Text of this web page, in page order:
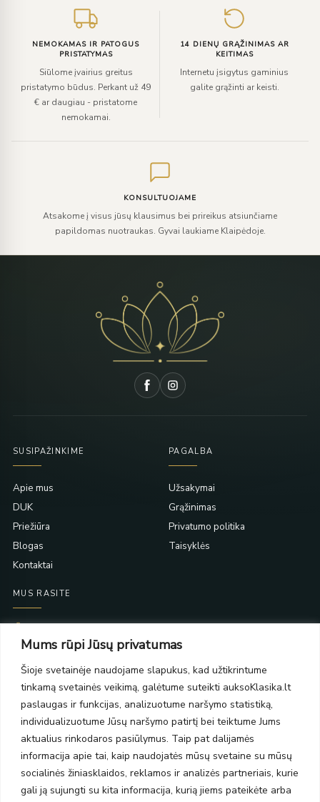
Mums rūpi Jūsų privatumas
Šioje svetainėje naudojame slapukus, kad užtikrintume
tinkamą svetainės veikimą, galėtume suteikti auksoKlasika.lt
paslaugas ir funkcijas, analizuotume naršymo statistiką,
individualizuotume Jūsų naršymo patirtį bei teiktume Jums
aktualius rinkodaros pasiūlymus. Taip pat dalijamės
informacija apie tai, kaip naudojatės mūsų svetaine su mūsų
socialinės žiniasklaidos, reklamos ir analizės partneriais, kurie
gali ją sujungti su kita informacija, kurią jiems pateikėte arba
NEMOKAMAS IR PATOGUS
PRISTATYMAS
Siūlome įvairius greitus
pristatymo būdus. Perkant už 49
€ ar daugiau - pristatome
nemokamai.
14 DIENŲ GRĄŽINIMAS AR
KEITIMAS
Internetu įsigytus gaminius
galite grąžinti ar keisti.
KONSULTUOJAME
Atsakome į visus jūsų klausimus bei prireikus atsiunčiame
papildomas nuotraukas. Gyvai laukiame Klaipėdoje.
SUSIPAŽINKIME
Apie mus
DUK
Priežiūra
Blogas
Kontaktai
PAGALBA
Užsakymai
Grąžinimas
Privatumo politika
Taisyklės
MUS RASITE
PC Molas, Klaipėda
PC BIG 2, Klaipėda
Šilutės pl. 35
PC Banginis, Klaipėda
NAUJIENLAIŠKIS
Prenumeruokite ir gaukite pasiūlymus, naujienas bei riboto
leidimo kolekcijas.